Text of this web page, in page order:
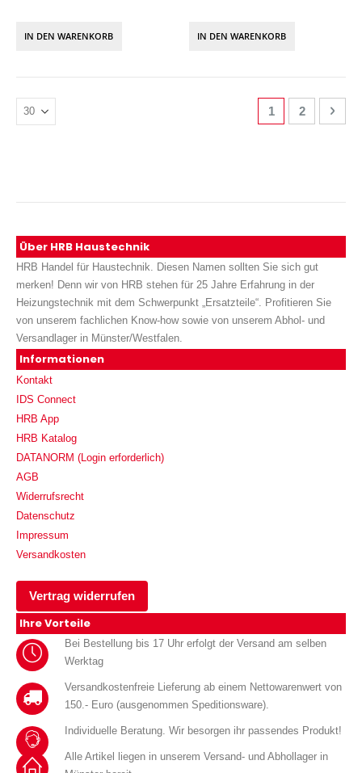
IN DEN WARENKORB IN DEN WARENKORB
SeiteSie lesen
1 Seite
2 Seite
Über HRB Haustechnik
HRB Handel für Haustechnik. Diesen Namen sollten Sie sich gut
merken! Denn wir von HRB stehen für 25 Jahre Erfahrung in der
Heizungstechnik mit dem Schwerpunkt „Ersatzteile“. Profitieren Sie
von unserem fachlichen Know-how sowie von unserem Abhol- und
Versandlager in Münster/Westfalen.
Informationen
Kontakt
IDS Connect
HRB App
HRB Katalog
DATANORM (Login erforderlich)
AGB
Widerrufsrecht
Datenschutz
Impressum
Versandkosten
Vertrag widerrufen
Ihre Vorteile
Bei Bestellung bis 17 Uhr erfolgt der Versand am selben
Werktag
Versandkostenfreie Lieferung ab einem Nettowarenwert von
150.- Euro (ausgenommen Speditionsware).
Individuelle Beratung. Wir besorgen ihr passendes Produkt!
Alle Artikel liegen in unserem Versand- und Abhollager in